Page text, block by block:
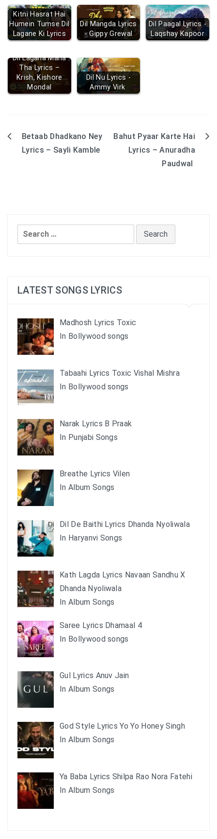
Kitni Hasrat Hai
Humein Tumse Dil
Lagane Ki Lyrics
Dil Mangda Lyrics
- Gippy Grewal
Dil Paagal Lyrics -
Laqshay Kapoor
Dil Lagana Mana
Tha Lyrics –
Krish, Kishore
Mondal
Dil Nu Lyrics -
Ammy Virk
PostBetaab Dhadkano Ney
Lyrics – Sayli Kamble
Bahut Pyaar Karte Hai
Lyrics – Anuradha
Paudwal
Search
for:
LATEST SONGS LYRICS
Madhosh Lyrics Toxic
In Bollywood songs
Tabaahi Lyrics Toxic Vishal Mishra
In Bollywood songs
Narak Lyrics B Praak
In Punjabi Songs
Breathe Lyrics Vilen
In Album Songs
Dil De Baithi Lyrics Dhanda Nyoliwala
In Haryanvi Songs
Kath Lagda Lyrics Navaan Sandhu X
Dhanda Nyoliwala
In Album Songs
Saree Lyrics Dhamaal 4
In Bollywood songs
Gul Lyrics Anuv Jain
In Album Songs
God Style Lyrics Yo Yo Honey Singh
In Album Songs
Ya Baba Lyrics Shilpa Rao Nora Fatehi
In Album Songs